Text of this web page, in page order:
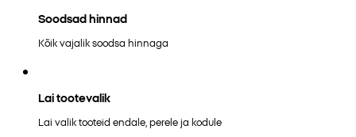
Soodsad hinnad
Kõik vajalik soodsa hinnaga
Lai tootevalik
Lai valik tooteid endale, perele ja kodule